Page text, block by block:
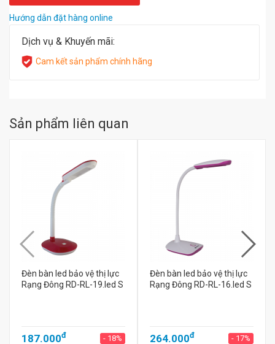
Hướng dẫn đặt hàng online
Dịch vụ & Khuyến mãi:
Cam kết sản phẩm chính hãng
Sản phẩm liên quan
Đèn bàn led bảo vệ thị lực
Rạng Đông RD-RL-19.led S
187.000đ - 18%
Đèn bàn led bảo vệ thị lực
Rạng Đông RD-RL-16.led S
264.000đ - 17%